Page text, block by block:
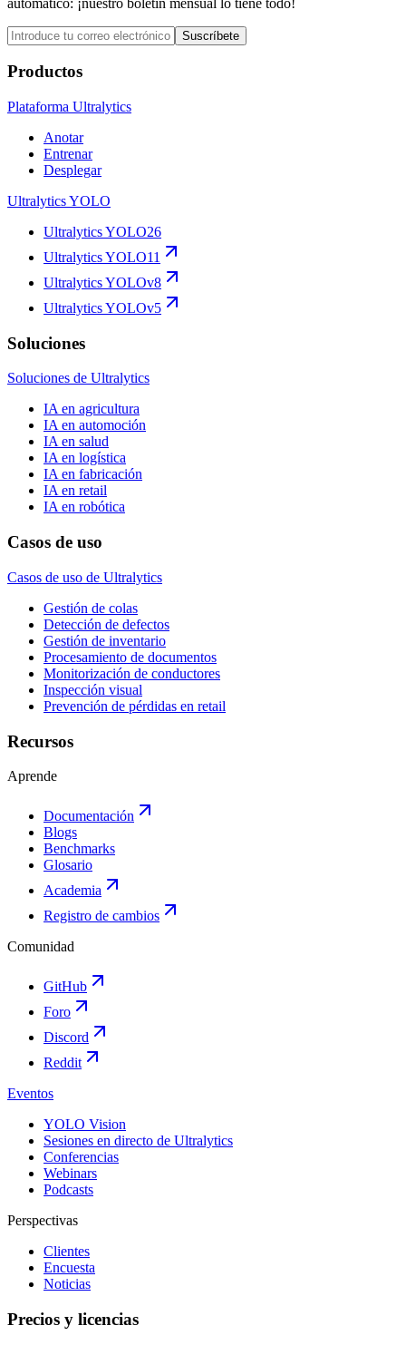
Suscríbete
Productos
Plataforma Ultralytics
Anotar
Entrenar
Desplegar
Ultralytics YOLO
Ultralytics YOLO26
Ultralytics YOLO11
Ultralytics YOLOv8
Ultralytics YOLOv5
Soluciones
Soluciones de Ultralytics
IA en agricultura
IA en automoción
IA en salud
IA en logística
IA en fabricación
IA en retail
IA en robótica
Casos de uso
Casos de uso de Ultralytics
Gestión de colas
Detección de defectos
Gestión de inventario
Procesamiento de documentos
Monitorización de conductores
Inspección visual
Prevención de pérdidas en retail
Recursos
Aprende
Documentación
Blogs
Benchmarks
Glosario
Academia
Registro de cambios
Comunidad
GitHub
Foro
Discord
Reddit
Eventos
YOLO Vision
Sesiones en directo de Ultralytics
Conferencias
Webinars
Podcasts
Perspectivas
Clientes
Encuesta
Noticias
Precios y licencias